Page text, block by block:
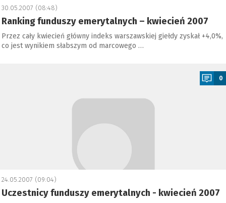
30.05.2007 (08:48)
Ranking funduszy emerytalnych – kwiecień 2007
Przez cały kwiecień główny indeks warszawskiej giełdy zyskał +4,0%,
co jest wynikiem słabszym od marcowego …
0
24.05.2007 (09:04)
Uczestnicy funduszy emerytalnych - kwiecień 2007